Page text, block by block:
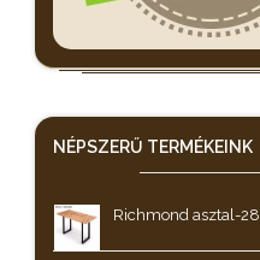
NÉPSZERŰ TERMÉKEINK
Richmond asztal-28